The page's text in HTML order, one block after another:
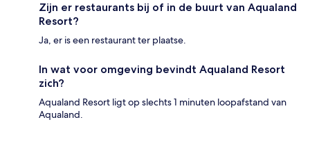
Zijn er restaurants bij of in de buurt van Aqualand
Resort?
Ja, er is een restaurant ter plaatse.
In wat voor omgeving bevindt Aqualand Resort
zich?
Aqualand Resort ligt op slechts 1 minuten loopafstand van
Aqualand.